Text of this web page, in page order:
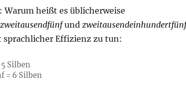
Warum heißt es üblicherweise
zweitausendfünfund zweitausendeinhundertfünf
Effizienz zu tun:
Silben
= 6 Silben